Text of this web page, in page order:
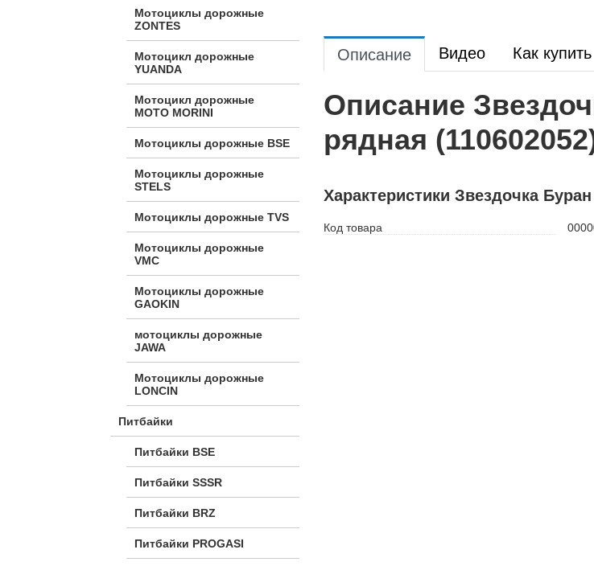
Мотоциклы дорожные
ZONTES
Мотоцикл дорожные
YUANDA
Мотоцикл дорожные
МОТО MORINI
Мотоциклы дорожные BSE
Мотоциклы дорожные
STELS
Мотоциклы дорожные TVS
Мотоциклы дорожные
VMC
Мотоциклы дорожные
GAOKIN
мотоциклы дорожные
JAWA
Мотоциклы дорожные
LONCIN
Питбайки
Питбайки BSE
Питбайки SSSR
Питбайки BRZ
Питбайки PROGASI
Описание Видео Как купить
Описание
рядная
Характеристики Звездочка
Код товара